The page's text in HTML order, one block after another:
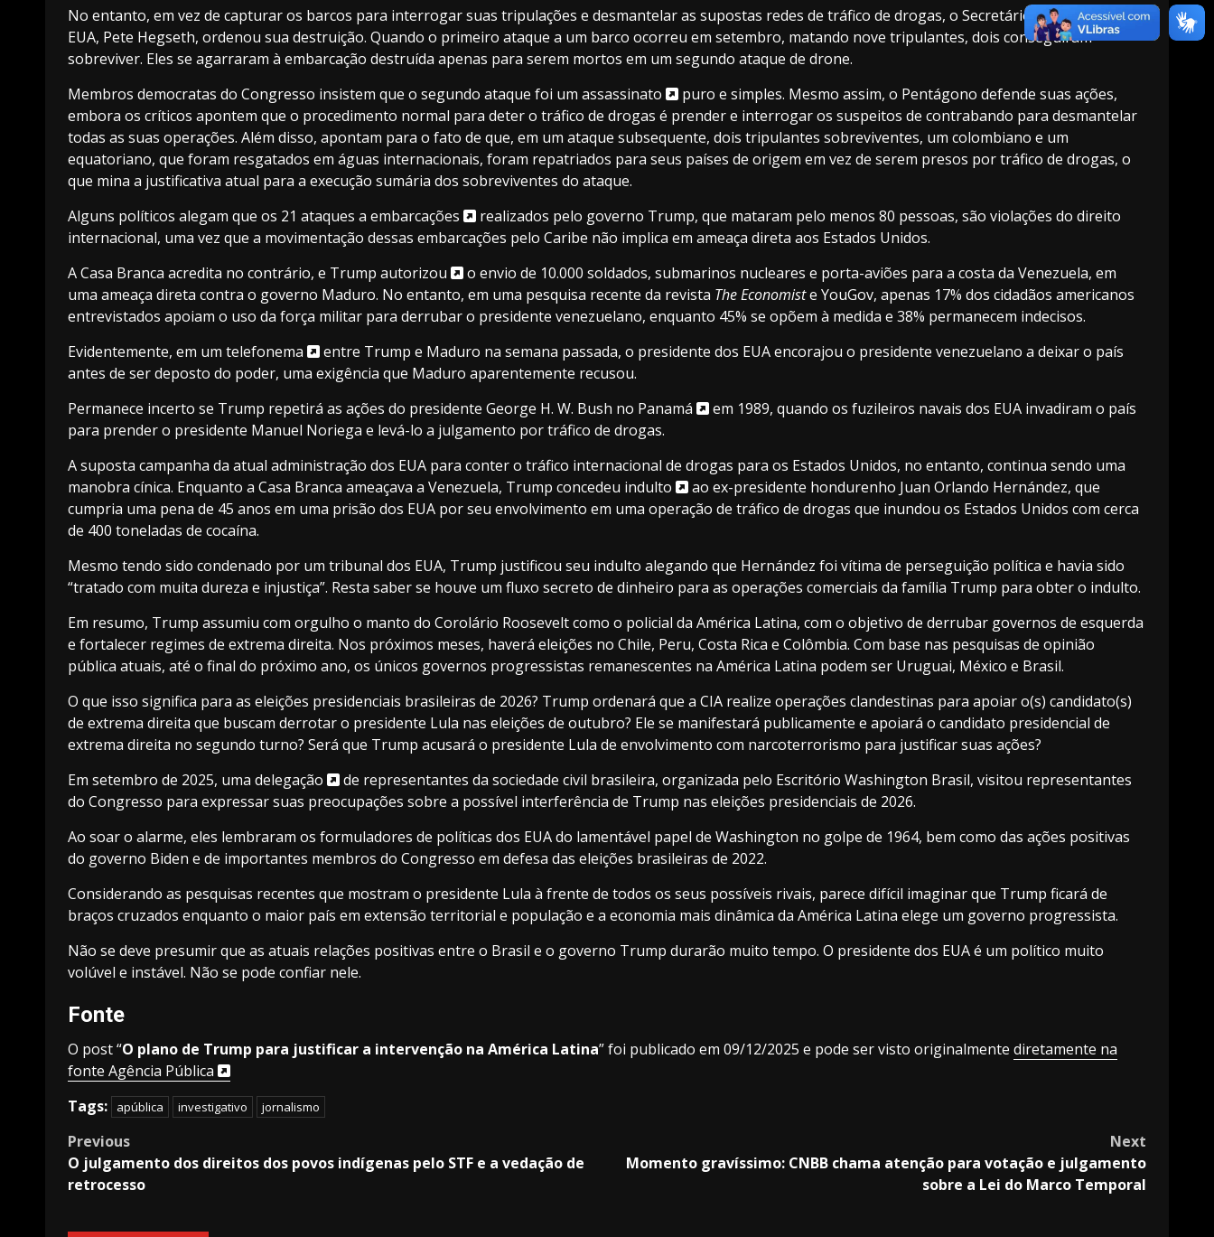
No entanto, em vez de capturar os barcos para interrogar suas tripulações e desmantelar as supostas redes de tráfico de drogas, o Secretário de Guerra dos
EUA, Pete Hegseth, ordenou sua destruição. Quando o primeiro ataque a um barco ocorreu em setembro, matando nove tripulantes, dois conseguiram
sobreviver. Eles se agarraram à embarcação destruída apenas para serem mortos em um segundo ataque de drone.
Membros democratas do Congresso insistem que o segundo ataque foi um assassinato
puro e simples. Mesmo assim, o Pentágono defende suas ações,
embora os críticos apontem que o procedimento normal para deter o tráfico de drogas é prender e interrogar os suspeitos de contrabando para desmantelar
todas as suas operações. Além disso, apontam para o fato de que, em um ataque subsequente, dois tripulantes sobreviventes, um colombiano e um
equatoriano, que foram resgatados em águas internacionais, foram repatriados para seus países de origem em vez de serem presos por tráfico de drogas, o
que mina a justificativa atual para a execução sumária dos sobreviventes do ataque.
Alguns políticos alegam que os 21 ataques a embarcações
realizados pelo governo Trump, que mataram pelo menos 80 pessoas, são violações do direito
internacional, uma vez que a movimentação dessas embarcações pelo Caribe não implica em ameaça direta aos Estados Unidos.
A Casa Branca acredita no contrário, e Trump autorizou
o envio de 10.000 soldados, submarinos nucleares e porta-aviões para a costa da Venezuela, em
uma ameaça direta contra o governo Maduro. No entanto, em uma pesquisa recente da revista The Economiste YouGov, apenas 17% dos cidadãos americanos
entrevistados apoiam o uso da força militar para derrubar o presidente venezuelano, enquanto 45% se opõem à medida e 38% permanecem indecisos.
Evidentemente, em um telefonema
entre Trump e Maduro na semana passada, o presidente dos EUA encorajou o presidente venezuelano a deixar o país
antes de ser deposto do poder, uma exigência que Maduro aparentemente recusou.
Permanece incerto se Trump repetirá as ações do presidente George H. W. Bush no Panamá
em 1989, quando os fuzileiros navais dos EUA invadiram o país
para prender o presidente Manuel Noriega e levá-lo a julgamento por tráfico de drogas.
A suposta campanha da atual administração dos EUA para conter o tráfico internacional de drogas para os Estados Unidos, no entanto, continua sendo uma
manobra cínica. Enquanto a Casa Branca ameaçava a Venezuela, Trump concedeu indulto
ao ex-presidente hondurenho Juan Orlando Hernández, que
cumpria uma pena de 45 anos em uma prisão dos EUA por seu envolvimento em uma operação de tráfico de drogas que inundou os Estados Unidos com cerca
de 400 toneladas de cocaína.
Mesmo tendo sido condenado por um tribunal dos EUA, Trump justificou seu indulto alegando que Hernández foi vítima de perseguição política e havia sido
“tratado com muita dureza e injustiça”. Resta saber se houve um fluxo secreto de dinheiro para as operações comerciais da família Trump para obter o indulto.
Em resumo, Trump assumiu com orgulho o manto do Corolário Roosevelt como o policial da América Latina, com o objetivo de derrubar governos de esquerda
e fortalecer regimes de extrema direita. Nos próximos meses, haverá eleições no Chile, Peru, Costa Rica e Colômbia. Com base nas pesquisas de opinião
pública atuais, até o final do próximo ano, os únicos governos progressistas remanescentes na América Latina podem ser Uruguai, México e Brasil.
O que isso significa para as eleições presidenciais brasileiras de 2026? Trump ordenará que a CIA realize operações clandestinas para apoiar o(s) candidato(s)
de extrema direita que buscam derrotar o presidente Lula nas eleições de outubro? Ele se manifestará publicamente e apoiará o candidato presidencial de
extrema direita no segundo turno? Será que Trump acusará o presidente Lula de envolvimento com narcoterrorismo para justificar suas ações?
Em setembro de 2025, uma delegação
de representantes da sociedade civil brasileira, organizada pelo Escritório Washington Brasil, visitou representantes
do Congresso para expressar suas preocupações sobre a possível interferência de Trump nas eleições presidenciais de 2026.
Ao soar o alarme, eles lembraram os formuladores de políticas dos EUA do lamentável papel de Washington no golpe de 1964, bem como das ações positivas
do governo Biden e de importantes membros do Congresso em defesa das eleições brasileiras de 2022.
Considerando as pesquisas recentes que mostram o presidente Lula à frente de todos os seus possíveis rivais, parece difícil imaginar que Trump ficará de
braços cruzados enquanto o maior país em extensão territorial e população e a economia mais dinâmica da América Latina elege um governo progressista.
Não se deve presumir que as atuais relações positivas entre o Brasil e o governo Trump durarão muito tempo. O presidente dos EUA é um político muito
volúvel e instável. Não se pode confiar nele.
Fonte
O post “O plano de Trump para justificar a intervenção na América Latina” foi publicado em 09/12/2025 e pode ser visto originalmente diretamente na
fonte Agência Pública
Tags:
apública investigativo jornalismo
Post
navigation
Previous
O julgamento dos direitos dos povos indígenas pelo STF e a vedação de
retrocesso
Next
Momento gravíssimo: CNBB chama atenção para votação e julgamento
sobre a Lei do Marco Temporal